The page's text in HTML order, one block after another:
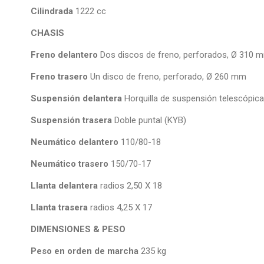
Cilindrada 1222 cc
CHASIS
Freno delantero Dos discos de freno, perforados, Ø 310
Freno trasero Un disco de freno, perforado, Ø 260 mm
Suspensión delantera Horquilla de suspensión
Suspensión trasera Doble puntal (KYB)
Neumático delantero 110/80-18
Neumático trasero 150/70-17
Llanta delantera radios 2,50 X 18
Llanta trasera radios 4,25 X 17
DIMENSIONES & PESO
Peso en orden de marcha 235 kg